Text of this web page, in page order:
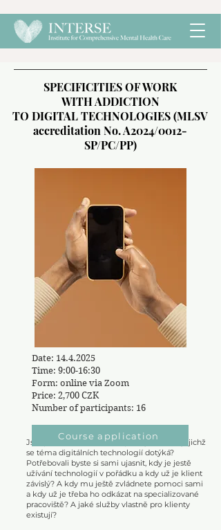
​SPECIFICITIES OF WORK
WITH ADDICTION
TO DIGITAL TECHNOLOGIES (MLSV
accreditation No. A2024/0012-
SP/PC/PP)
Jste profesionál/*ka, která pracuje s klienty, jichž
se téma digitálních technologií dotýká?
Potřebovali byste si sami ujasnit, kdy je jestě
užívání technologií v pořádku a kdy už je klient
závislý? A kdy mu ještě zvládnete pomoci sami
a kdy už je třeba ho odkázat na specializované
pracoviště? A jaké služby vlastně pro klienty
existují?
​Date: 14.4.2025
Time: 9:00-16:30
Form: online via Zoom
Price: 2,700 CZK
Number of participants: 16
Course application